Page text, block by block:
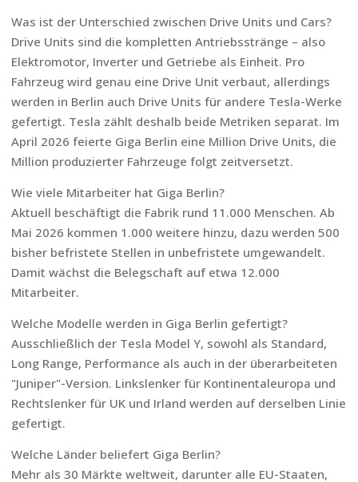
Was ist der Unterschied zwischen Drive Units und Cars?
Drive Units sind die kompletten Antriebsstränge – also
Elektromotor, Inverter und Getriebe als Einheit. Pro
Fahrzeug wird genau eine Drive Unit verbaut, allerdings
werden in Berlin auch Drive Units für andere Tesla-Werke
gefertigt. Tesla zählt deshalb beide Metriken separat. Im
April 2026 feierte Giga Berlin eine Million Drive Units, die
Million produzierter Fahrzeuge folgt zeitversetzt.
Wie viele Mitarbeiter hat Giga Berlin?
Aktuell beschäftigt die Fabrik rund 11.000 Menschen. Ab
Mai 2026 kommen 1.000 weitere hinzu, dazu werden 500
bisher befristete Stellen in unbefristete umgewandelt.
Damit wächst die Belegschaft auf etwa 12.000
Mitarbeiter.
Welche Modelle werden in Giga Berlin gefertigt?
Ausschließlich der Tesla Model Y, sowohl als Standard,
Long Range, Performance als auch in der überarbeiteten
"Juniper"-Version. Linkslenker für Kontinentaleuropa und
Rechtslenker für UK und Irland werden auf derselben Linie
gefertigt.
Welche Länder beliefert Giga Berlin?
Mehr als 30 Märkte weltweit, darunter alle EU-Staaten,